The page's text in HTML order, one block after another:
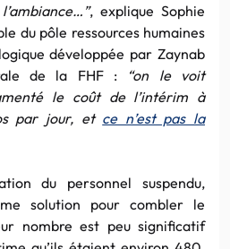
, explique Sophie
du pôle ressources humaines
développée par Zaynab
de la FHF : “on le voit
le coût de l’intérim à
par jour, et ce n’est pas la
du personnel suspendu,
solution pour combler le
nombre est peu significatif